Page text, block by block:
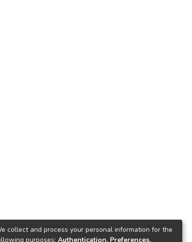
collect and process your personal information for the
purposes: Authentication, Preferences,